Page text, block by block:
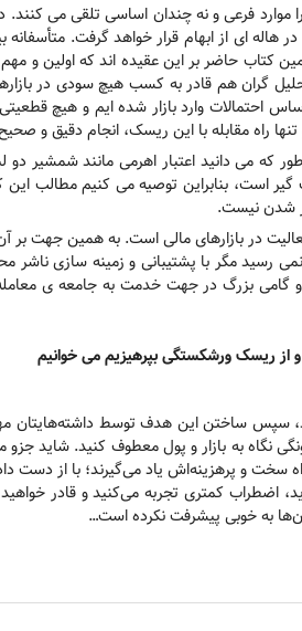
را موارد فرعی و نه چندان اساسی تلقی می
ای از ابهام قرار خواهد گرفت. متأسفانه
کتاب حاضر بر این عقیده اند که اولین و
هم قادر به کسب هیچ سودی در بازارهای
احتمالات وارد بازار شده ایم و هیچ
راه مقابله با این ریسک، انجام دقیق و
می دانید اعتبار اهرمی مانند شمشیر دو
است، بنابراین توصیه می کنیم مطالب این
شدن نیست.
در بازارهای مالی است. به همین جهت بر
رسید مگر با پشتیبانی و زمینه سازی ناشر
بزرگ در جهت خدمت به جامعه ی معامله
از ریسک ورشکستگی بپرهیزیم می خوانیم
سپس ساختن این هدف توسط داشته‌هایتان
نگاه به بازار و پول معطوف کنید. شاید
سخت و پرهزینه‌اش یاد می‌گیرند؛ با از دست
کمتری تجربه می‌کنید و قادر خواهید
آن‌ها به خوبی پیشرفت نکرده است…